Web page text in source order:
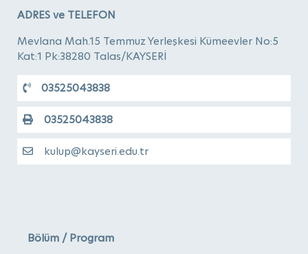
ADRES ve TELEFON
Mevlana Mah.15 Temmuz Yerleşkesi Kümeevler No:5
Kat:1 Pk:38280 Talas/KAYSERİ
03525043838
03525043838
kulup@kayseri.edu.tr
Bölüm / Program